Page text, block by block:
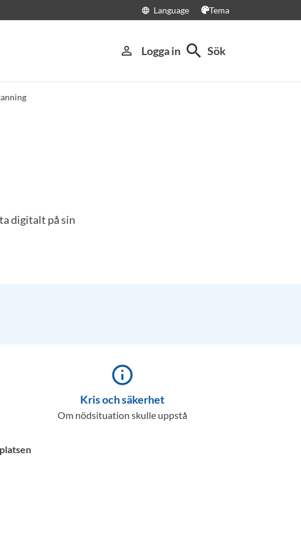
language Language Tema
person_outline Logga in search Sök
digitalt på sin
info_outline
Kris och säkerhet
Om nödsituation skulle uppstå